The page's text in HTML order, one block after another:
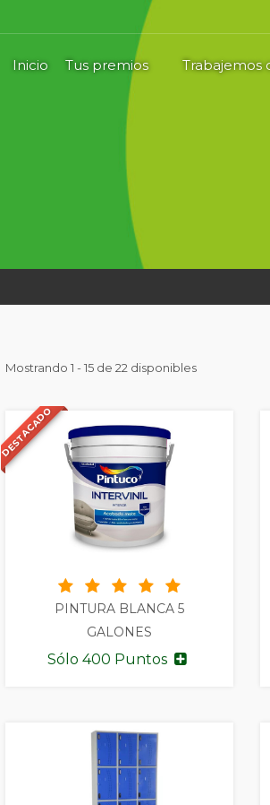
Inicio Tus premios Trabajemos
Mostrando 1 - 15 de 22 disponibles
DESTACADO
PINTURA BLANCA 5
GALONES
Sólo 400 Puntos